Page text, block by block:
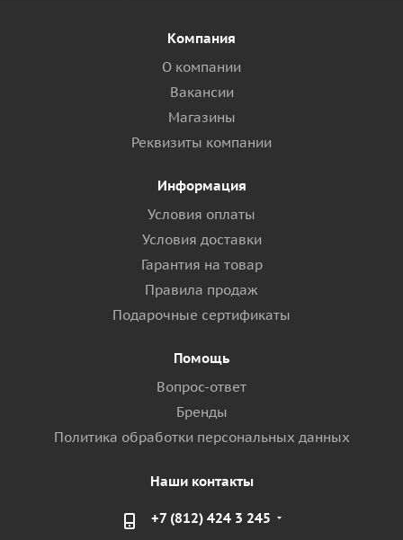
Компания
О компании
Вакансии
Магазины
Реквизиты компании
Информация
Условия оплаты
Условия доставки
Гарантия на товар
Правила продаж
Подарочные сертификаты
Помощь
Вопрос-ответ
Бренды
Политика обработки персональных данных
Наши контакты
+7 (812) 424 3 245